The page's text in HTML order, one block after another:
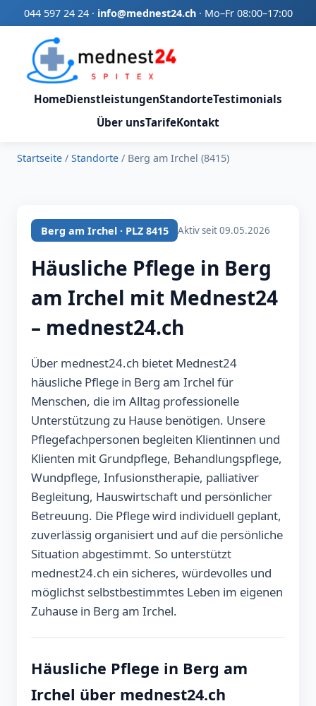
044 597 24 24· info@mednest24.ch· Mo–Fr 08:00–17:00
HomeDienstleistungenStandorteTestimonials
Über unsTarifeKontakt
Startseite / Standorte / Berg am Irchel (8415)
Berg am Irchel · PLZ 8415 Aktiv seit 09.05.2026
Häusliche Pflege in Berg
am Irchel mit Mednest24
– mednest24.ch
Über mednest24.ch bietet Mednest24
häusliche Pflege in Berg am Irchel für
Menschen, die im Alltag professionelle
Unterstützung zu Hause benötigen. Unsere
Pflegefachpersonen begleiten Klientinnen und
Klienten mit Grundpflege, Behandlungspflege,
Wundpflege, Infusionstherapie, palliativer
Begleitung, Hauswirtschaft und persönlicher
Betreuung. Die Pflege wird individuell geplant,
zuverlässig organisiert und auf die persönliche
Situation abgestimmt. So unterstützt
mednest24.ch ein sicheres, würdevolles und
möglichst selbstbestimmtes Leben im eigenen
Zuhause in Berg am Irchel.
Häusliche Pflege in Berg am
Irchel über mednest24.ch